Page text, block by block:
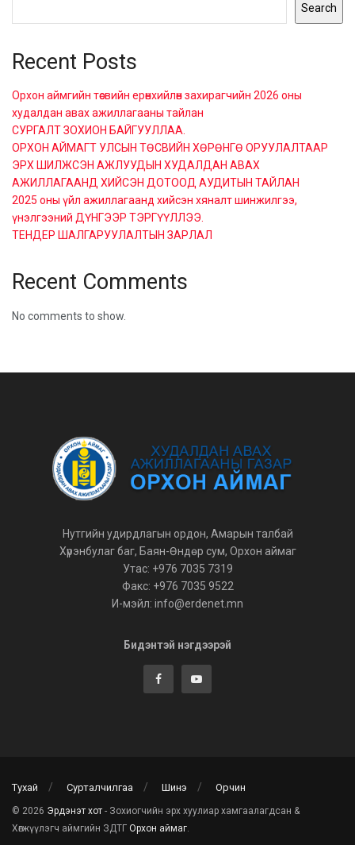
Search
Recent Posts
Орхон аймгийн төсвийн ерөнхийлөн захирагчийн 2026 оны
худалдан авах ажиллагааны тайлан
СУРГАЛТ ЗОХИОН БАЙГУУЛЛАА.
ОРХОН АЙМАГТ УЛСЫН ТӨСВИЙН ХӨРӨНГӨ ОРУУЛАЛТААР
ЭРХ ШИЛЖСЭН АЖЛУУДЫН ХУДАЛДАН АВАХ
АЖИЛЛАГААНД ХИЙСЭН ДОТООД АУДИТЫН ТАЙЛАН
2025 оны үйл ажиллагаанд хийсэн хяналт шинжилгээ,
үнэлгээний ДҮНГЭЭР ТЭРГҮҮЛЛЭЭ.
ТЕНДЕР ШАЛГАРУУЛАЛТЫН ЗАРЛАЛ
Recent Comments
No comments to show.
Нутгийн удирдлагын ордон, Амарын талбай
Хүрэнбулаг баг, Баян-Өндөр сум, Орхон аймаг
Утас: +976 7035 7319
Факс: +976 7035 9522
И-мэйл: info@erdenet.mn
Бидэнтэй нэгдээрэй
Тухай Сурталчилгаа Шинэ Орчин
© 2026 Эрдэнэт хот - Зохиогчийн эрх хуулиар хамгаалагдсан &
Хөгжүүлэгч аймгийн ЗДТГ Орхон аймаг.